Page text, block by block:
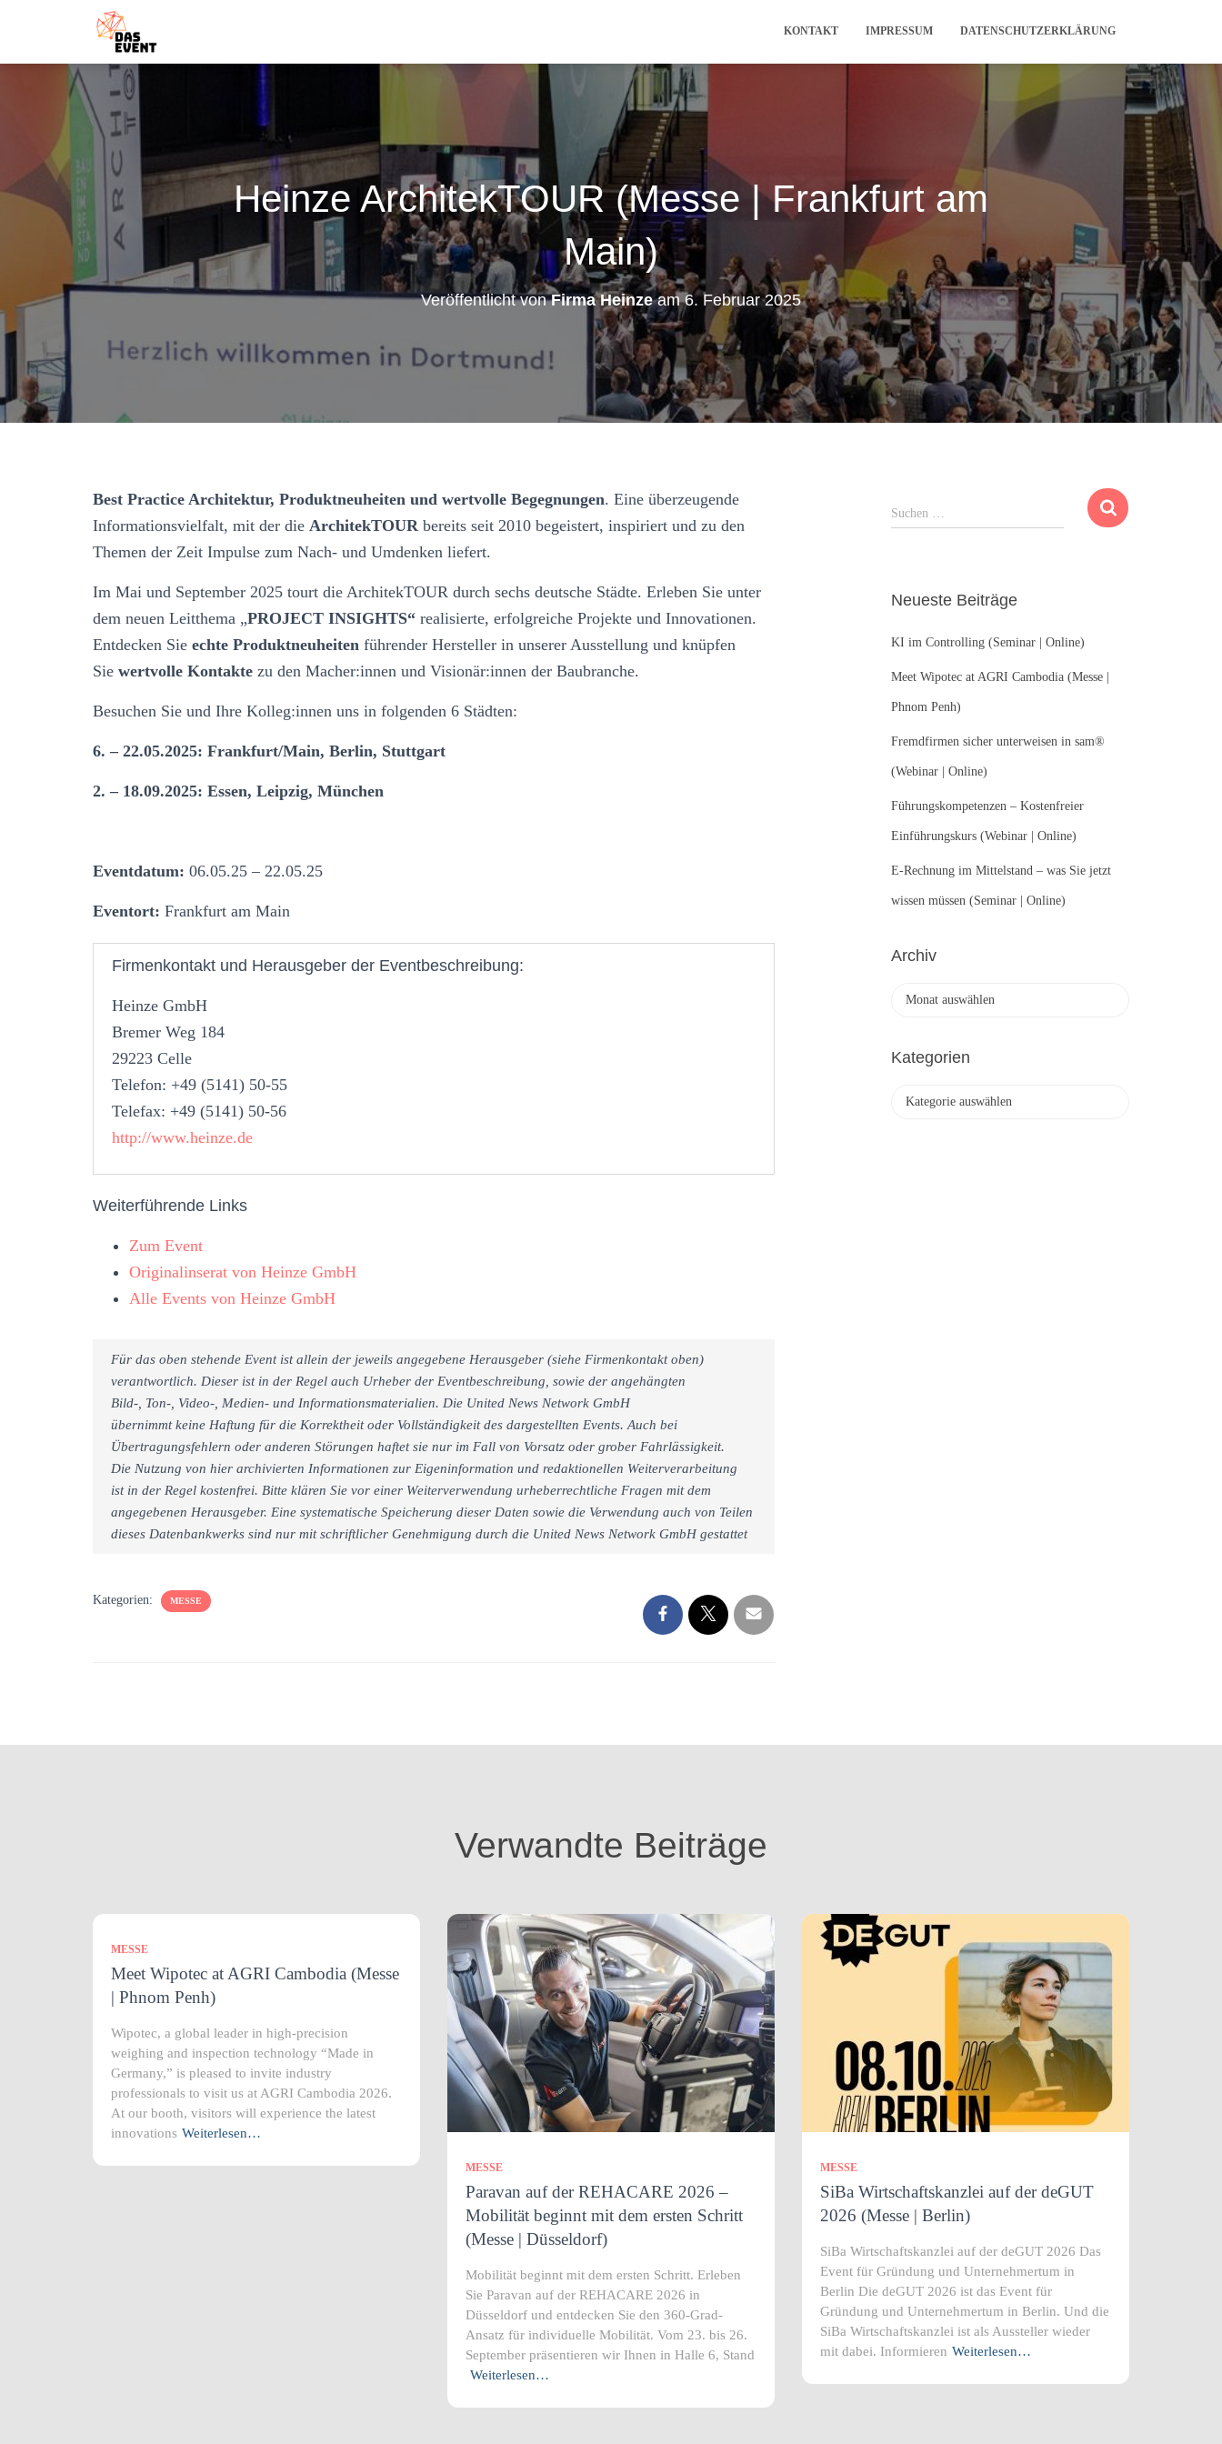
KONTAKT IMPRESSUM DATENSCHUTZERKLÄRUNG
Heinze ArchitekTOUR (Messe | Frankfurt am
Main)
Veröffentlicht vonFirma Heinzeam6. Februar 2025
Best Practice Architektur, Produktneuheiten und wertvolle Begegnungen. Eine überzeugende
Informationsvielfalt, mit der die ArchitekTOUR bereits seit 2010 begeistert, inspiriert und zu den
Themen der Zeit Impulse zum Nach- und Umdenken liefert.
Im Mai und September 2025 tourt die ArchitekTOUR durch sechs deutsche Städte. Erleben Sie unter
dem neuen Leitthema „PROJECT INSIGHTS“ realisierte, erfolgreiche Projekte und Innovationen.
Entdecken Sie echte Produktneuheiten führender Hersteller in unserer Ausstellung und knüpfen
Sie wertvolle Kontakte zu den Macher:innen und Visionär:innen der Baubranche.
Besuchen Sie und Ihre Kolleg:innen uns in folgenden 6 Städten:
6. – 22.05.2025: Frankfurt/Main, Berlin, Stuttgart
2. – 18.09.2025: Essen, Leipzig, München
Eventdatum: 06.05.25 – 22.05.25
Eventort: Frankfurt am Main
Firmenkontakt und Herausgeber der Eventbeschreibung:
Heinze GmbH
Bremer Weg 184
29223 Celle
Telefon: +49 (5141) 50-55
Telefax: +49 (5141) 50-56
http://www.heinze.de
Weiterführende Links
Zum Event
Originalinserat von Heinze GmbH
Alle Events von Heinze GmbH
Für das oben stehende Event ist allein der jeweils angegebene Herausgeber (siehe Firmenkontakt oben)
verantwortlich. Dieser ist in der Regel auch Urheber der Eventbeschreibung, sowie der angehängten
Bild-, Ton-, Video-, Medien- und Informationsmaterialien. Die United News Network GmbH
übernimmt keine Haftung für die Korrektheit oder Vollständigkeit des dargestellten Events. Auch bei
Übertragungsfehlern oder anderen Störungen haftet sie nur im Fall von Vorsatz oder grober Fahrlässigkeit.
Die Nutzung von hier archivierten Informationen zur Eigeninformation und redaktionellen Weiterverarbeitung
ist in der Regel kostenfrei. Bitte klären Sie vor einer Weiterverwendung urheberrechtliche Fragen mit dem
angegebenen Herausgeber. Eine systematische Speicherung dieser Daten sowie die Verwendung auch von Teilen
dieses Datenbankwerks sind nur mit schriftlicher Genehmigung durch die United News Network GmbH gestattet
Kategorien: MESSE
u
n
a
h
:
Suchen …
Neueste Beiträge
KI im Controlling (Seminar | Online)
Meet Wipotec at AGRI Cambodia (Messe |
Phnom Penh)
Fremdfirmen sicher unterweisen in sam®
(Webinar | Online)
Führungskompetenzen – Kostenfreier
Einführungskurs (Webinar | Online)
E-Rechnung im Mittelstand – was Sie jetzt
wissen müssen (Seminar | Online)
Archiv
h
Kategorien
Verwandte Beiträge
MESSE
Meet Wipotec at AGRI Cambodia (Messe
| Phnom Penh)
Wipotec, a global leader in high-precision
weighing and inspection technology “Made in
Germany,” is pleased to invite industry
professionals to visit us at AGRI Cambodia 2026.
At our booth, visitors will experience the latest
innovations Weiterlesen…
MESSE
Paravan auf der REHACARE 2026 –
Mobilität beginnt mit dem ersten Schritt
(Messe | Düsseldorf)
Mobilität beginnt mit dem ersten Schritt. Erleben
Sie Paravan auf der REHACARE 2026 in
Düsseldorf und entdecken Sie den 360-Grad-
Ansatz für individuelle Mobilität. Vom 23. bis 26.
September präsentieren wir Ihnen in Halle 6, Stand
Weiterlesen…
MESSE
SiBa Wirtschaftskanzlei auf der deGUT
2026 (Messe | Berlin)
SiBa Wirtschaftskanzlei auf der deGUT 2026 Das
Event für Gründung und Unternehmertum in
Berlin Die deGUT 2026 ist das Event für
Gründung und Unternehmertum in Berlin. Und die
SiBa Wirtschaftskanzlei ist als Aussteller wieder
mit dabei. Informieren Weiterlesen…